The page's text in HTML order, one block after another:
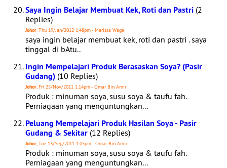
Saya Ingin Belajar Membuat Kek, Roti dan Pastri (2
Replies)
Johor, Thu 19/Jan/2012 1:48pm - Marissa Wage
saya ingin belajar membuat kek, roti dan pastri . saya
tinggal di bAtu..
Ingin Mempelajari Produk Berasaskan Soya? (Pasir
Gudang) (10 Replies)
Johor, Fri 25/Nov/2011 1:14pm - Omar Bin Amir
Produk : minuman soya, susu soya & taufu fah.
Perniagaan yang menguntungkan...
Peluang Mempelajari Produk Hasilan Soya - Pasir
Gudang & Sekitar (12 Replies)
Johor, Tue 13/Sep/2011 1:05pm - Omar Bin Amir
Produk : minuman soya, susu soya & taufu fah.
Perniagaan yang menguntungkan...